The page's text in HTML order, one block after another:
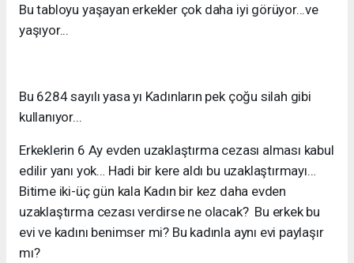
Bu tabloyu yaşayan erkekler çok daha iyi görüyor...ve
yaşıyor...
Bu 6284 sayılı yasa yı Kadınların pek çoğu silah gibi
kullanıyor...
Erkeklerin 6 Ay evden uzaklaştırma cezası alması kabul
edilir yanı yok… Hadi bir kere aldı bu uzaklaştırmayı…
Bitime iki-üç gün kala Kadın bir kez daha evden
uzaklaştırma cezası verdirse ne olacak? Bu erkek bu
evi ve kadını benimser mi? Bu kadınla aynı evi paylaşır
mı?